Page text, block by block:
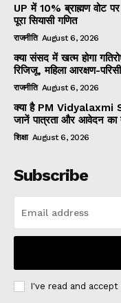
UP में 10% ब्राह्मण वोट
पूरा सियासी गणित
राजनीति August 6, 2026
क्या संसद में खत्म होगा
रिजिजू, महिला आरक्षण-
राजनीति August 6, 2026
क्या है PM Vidyalaxmi
जानें पात्रता और आवेदन का
शिक्षा August 6, 2026
Subscribe
I've read and accept